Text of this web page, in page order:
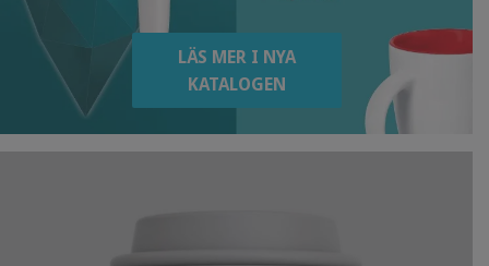
LÄS MER I NYA
KATALOGEN